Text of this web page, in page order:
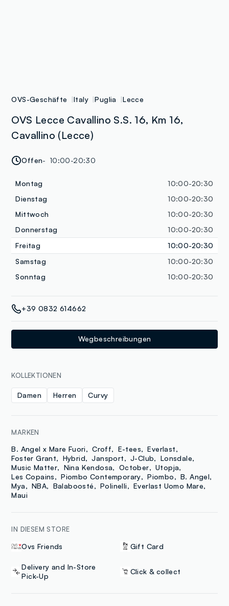
OVS-Geschäfte Italy Puglia Lecce
OVS Lecce Cavallino S.S. 16, Km 16,
Cavallino (Lecce)
Offen 10:00-20:30
Montag
10:00-20:30
Dienstag
10:00-20:30
Mittwoch
10:00-20:30
Donnerstag
10:00-20:30
Freitag
10:00-20:30
Samstag
10:00-20:30
Sonntag
10:00-20:30
+39 0832 614662
Wegbeschreibungen
KOLLEKTIONEN
Damen Herren Curvy
MARKEN
B. Angel x Mare Fuori Croff E-tees
Everlast
Foster Grant
Hybrid Jansport J-Club
Lonsdale
Music Matter
Nina Kendosa October
Utopja
Les Copains
Piombo Contemporary Piombo
B. Angel
Mya
NBA Balaboosté Polinelli
Everlast Uomo Mare
Maui
IN DIESEM STORE
Ovs Friends Gift Card
Delivery and In-Store
Pick-Up
Click & collect